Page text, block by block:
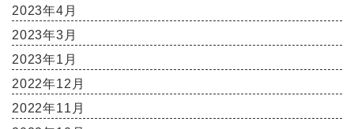
2023年4月
2023年3月
2023年1月
2022年12月
2022年11月